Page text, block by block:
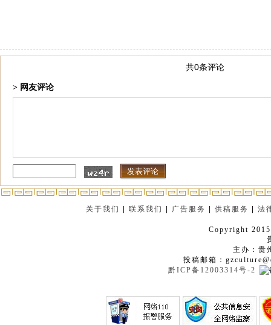
共0条评论
> 网友评论
关于我们 |联系我们 广告服务 |供稿服务 |法
Copyright
主办：贵
投稿邮箱：
黔ICP备12003314号-2